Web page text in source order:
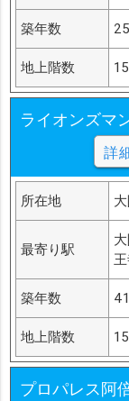
築年数
地上階数
ライオンズマ
詳
所在地
最寄り駅
築年数
地上階数
プロパレス阿